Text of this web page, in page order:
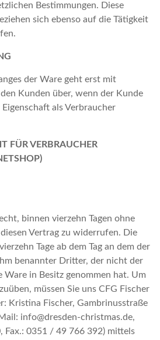
Bestimmungen. Diese
sich ebenso auf die Tätigkeit
der Ware geht erst mit
Kunden über, wenn der Kunde
als Verbraucher
FÜR VERBRAUCHER
binnen vierzehn Tagen ohne
Vertrag zu widerrufen. Die
Tage ab dem Tag an dem der
benannter Dritter, der nicht der
Ware in Besitz genommen hat. Um
müssen Sie uns CFG Fischer
Kristina Fischer, Gambrinusstraße
info@dresden-christmas.de,
Fax.: 0351 / 49 766 392) mittels